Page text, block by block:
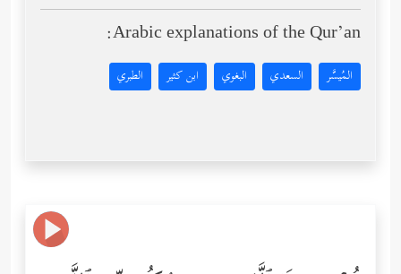
Arabic explanations of the Qur’an:
المُيسَّر السعدي البغوي ابن كثير الطبري